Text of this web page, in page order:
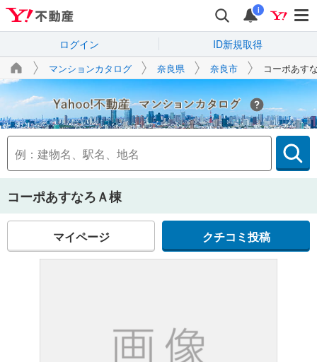
i
ログイン ID新規取得
マンションカタログ 奈良県 奈良市 コーポあす
Yahoo!不動産
コーポあすなろＡ棟
マイページ クチコミ投稿